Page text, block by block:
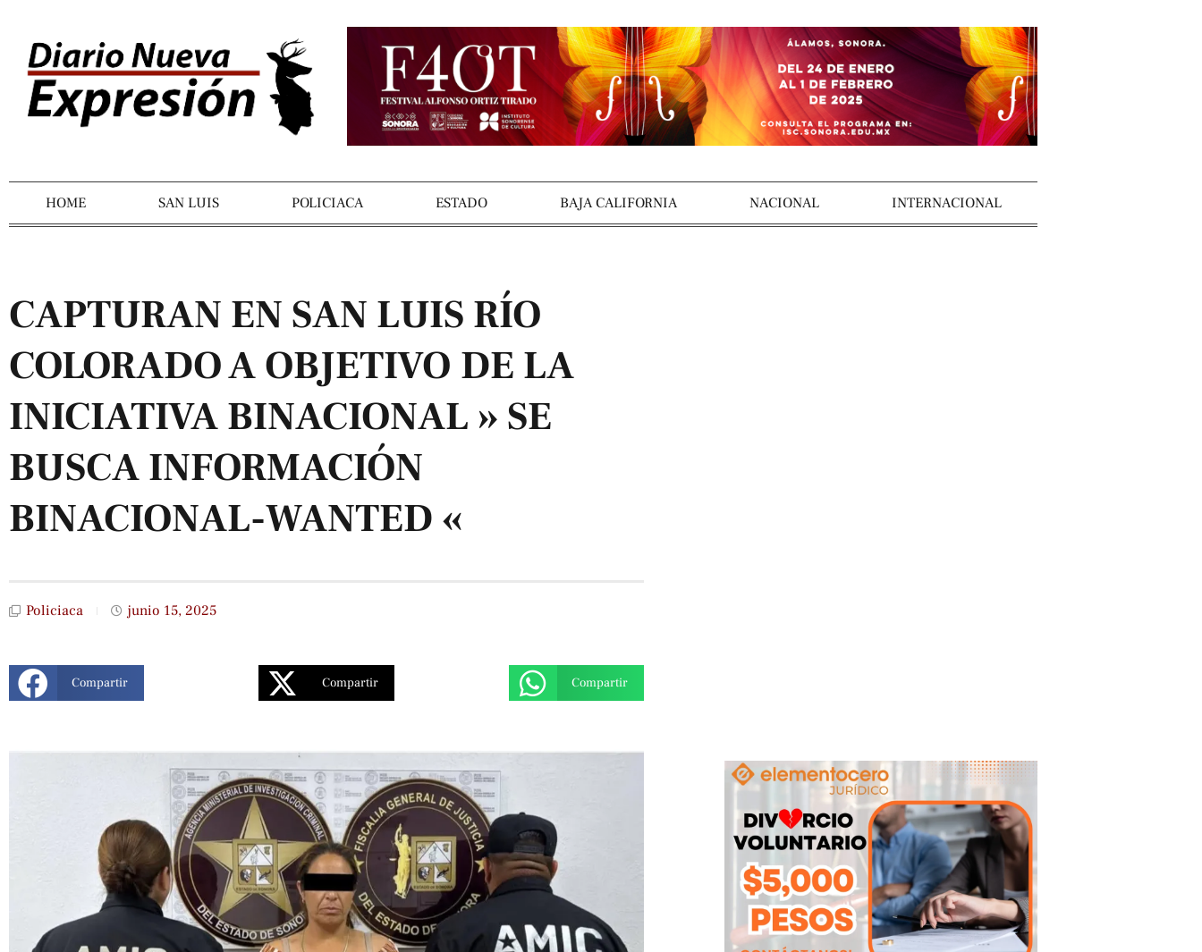
HOME SAN LUIS POLICIACA ESTADO BAJA CALIFORNIA NACIONAL INTERNACIONAL
CAPTURAN EN SAN LUIS RÍO
COLORADO A OBJETIVO DE LA
INICIATIVA BINACIONAL » SE
BUSCA INFORMACIÓN
BINACIONAL-WANTED «
Policiaca junio 15, 2025
Compartir Compartir Compartir